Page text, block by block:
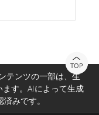
TOP
テンツの一部は、生
す。AIによって生成
みです。